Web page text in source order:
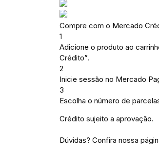
Compre com o Mercado
1
Adicione o produto ao
Crédito”.
2
Inicie sessão no Mercado
3
Escolha o número de
Crédito sujeito a aprovação.
Dúvidas? Confira nossa